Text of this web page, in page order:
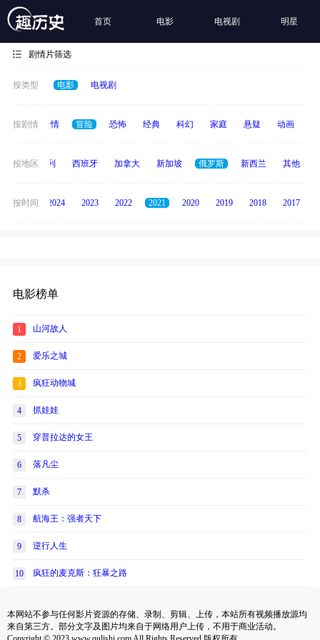
首页 电影 电视剧 明星
剧情片筛选
按类型 电影 电视剧
按剧情
喜剧 爱情 冒险 恐怖 经典 科幻 家庭 悬疑 动画
按地区
度 意大利 西班牙 加拿大 新加坡 俄罗斯 新西兰 其他
按时间
2025 2024 2023 2022 2021 2020 2019 2018 2017
电影榜单
1 山河故人
2 爱乐之城
3 疯狂动物城
4 抓娃娃
5 穿普拉达的女王
6 落凡尘
7 默杀
8 航海王：强者天下
9 逆行人生
10 疯狂的麦克斯：狂暴之路
本网站不参与任何影片资源的存储、录制、剪辑、上传，本站所有视频播放源均
来自第三方。部分文字及图片均来自于网络用户上传，不用于商业活动。